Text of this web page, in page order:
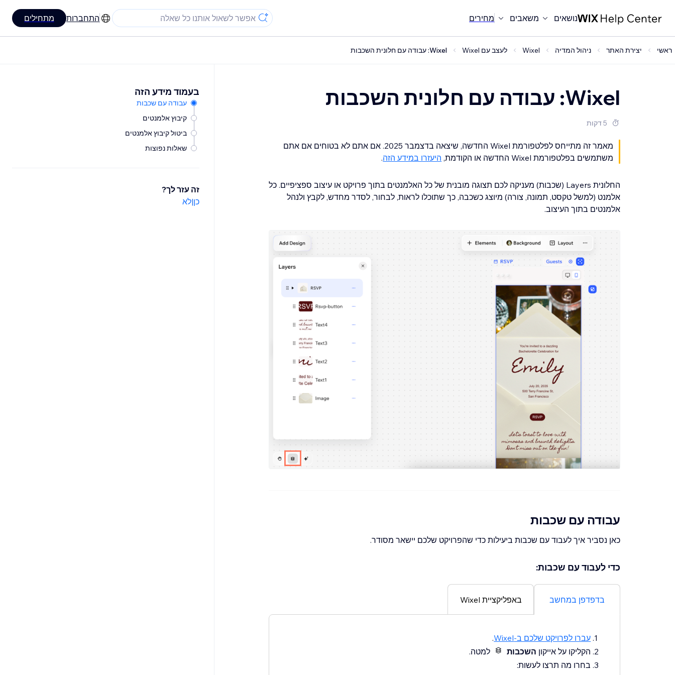
נושאים משאבים מחירים התחברות מתחילים
ראשי יצירת האתר ניהול המדיה Wixel לעצב עם Wixel Wixel: עבודה עם חלונית השכבות
Wixel: עבודה עם חלונית השכבות
5 דקות
מאמר זה מתייחס לפלטפורמת Wixel החדשה, שיצאה בדצמבר 2025. אם אתם לא בטוחים אם אתם
משתמשים בפלטפורמת Wixel החדשה או הקודמת,
היעזרו במידע הזה.
החלונית Layers (שכבות) מעניקה לכם תצוגה מובנית של כל האלמנטים בתוך פרויקט או עיצוב ספציפיים. כל
אלמנט (למשל טקסט, תמונה, צורה) מיוצג כשכבה, כך שתוכלו לראות, לבחור, לסדר מחדש, לקבץ ולנהל
אלמנטים בתוך העיצוב.
עבודה עם שכבות
כאן נסביר איך לעבוד עם שכבות ביעילות כדי שהפרויקט שלכם יישאר מסודר.
כדי לעבוד עם שכבות:
באפליקציית Wixel בדפדפן במחשב
עברו לפרויקט שלכם ב-Wixel
.
הקליקו על אייקון השכבות
למטה.
בחרו מה תרצו לעשות:
בעמוד מידע הזה
עבודה עם שכבות
קיבוץ אלמנטים
ביטול קיבוץ אלמנטים
שאלות נפוצות
זה עזר לך?
כן|לא